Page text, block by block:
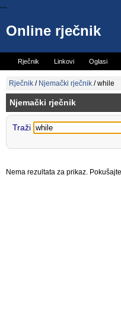
...
Online rječnik
Rječnik Linkovi Oglasi
Vicevi Mini rječnik
Rječnik / Njemački rječnik /while
Njemački rječnik
Traži
Nema rezultata za prikaz.